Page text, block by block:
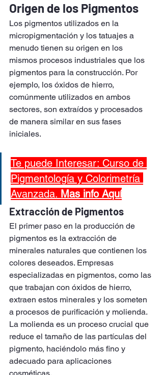
Origen de los Pigmentos
Los pigmentos utilizados en la
micropigmentación y los tatuajes a
menudo tienen su origen en los
mismos procesos industriales que los
pigmentos para la construcción. Por
ejemplo, los óxidos de hierro,
comúnmente utilizados en ambos
sectores, son extraídos y procesados
de manera similar en sus fases
iniciales.
Te puede Interesar: Curso de
Pigmentología y Colorimetría
Avanzada. Mas info Aquí
Extracción de Pigmentos
El primer paso en la producción de
pigmentos es la extracción de
minerales naturales que contienen los
colores deseados. Empresas
especializadas en pigmentos, como las
que trabajan con óxidos de hierro,
extraen estos minerales y los someten
a procesos de purificación y molienda.
La molienda es un proceso crucial que
reduce el tamaño de las partículas del
pigmento, haciéndolo más fino y
adecuado para aplicaciones